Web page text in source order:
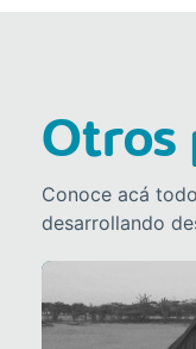
Otros
Conoce acá
desarrollando